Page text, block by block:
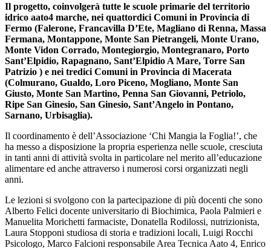
Il progetto, coinvolgerà tutte le scuole primarie del territorio
idrico aato4 marche, nei quattordici Comuni in Provincia di
Fermo (Falerone, Francavilla D’Ete, Magliano di Renna, Massa
Fermana, Montappone, Monte San Pietrangeli, Monte Urano,
Monte Vidon Corrado, Montegiorgio, Montegranaro, Porto
Sant’Elpidio, Rapagnano, Sant’Elpidio A Mare, Torre San
Patrizio ) e nei tredici Comuni in Provincia di Macerata
(Colmurano, Gualdo, Loro Piceno, Mogliano, Monte San
Giusto, Monte San Martino, Penna San Giovanni, Petriolo,
Ripe San Ginesio, San Ginesio, Sant’Angelo in Pontano,
Sarnano, Urbisaglia).
Il coordinamento è dell’Associazione ‘Chi Mangia la Foglia!’, che
ha messo a disposizione la propria esperienza nelle scuole, cresciuta
in tanti anni di attività svolta in particolare nel merito all’educazione
alimentare ed anche attraverso i numerosi corsi organizzati negli
anni.
Le lezioni si svolgono con la partecipazione di più docenti che sono
Alberto Felici docente universitario di Biochimica, Paola Palmieri e
Manuelita Morichetti farmaciste, Donatella Rodilossi, nutrizionista,
Laura Stopponi studiosa di storia e tradizioni locali, Luigi Rocchi
Psicologo, Marco Falcioni responsabile Area Tecnica Aato 4, Enrico